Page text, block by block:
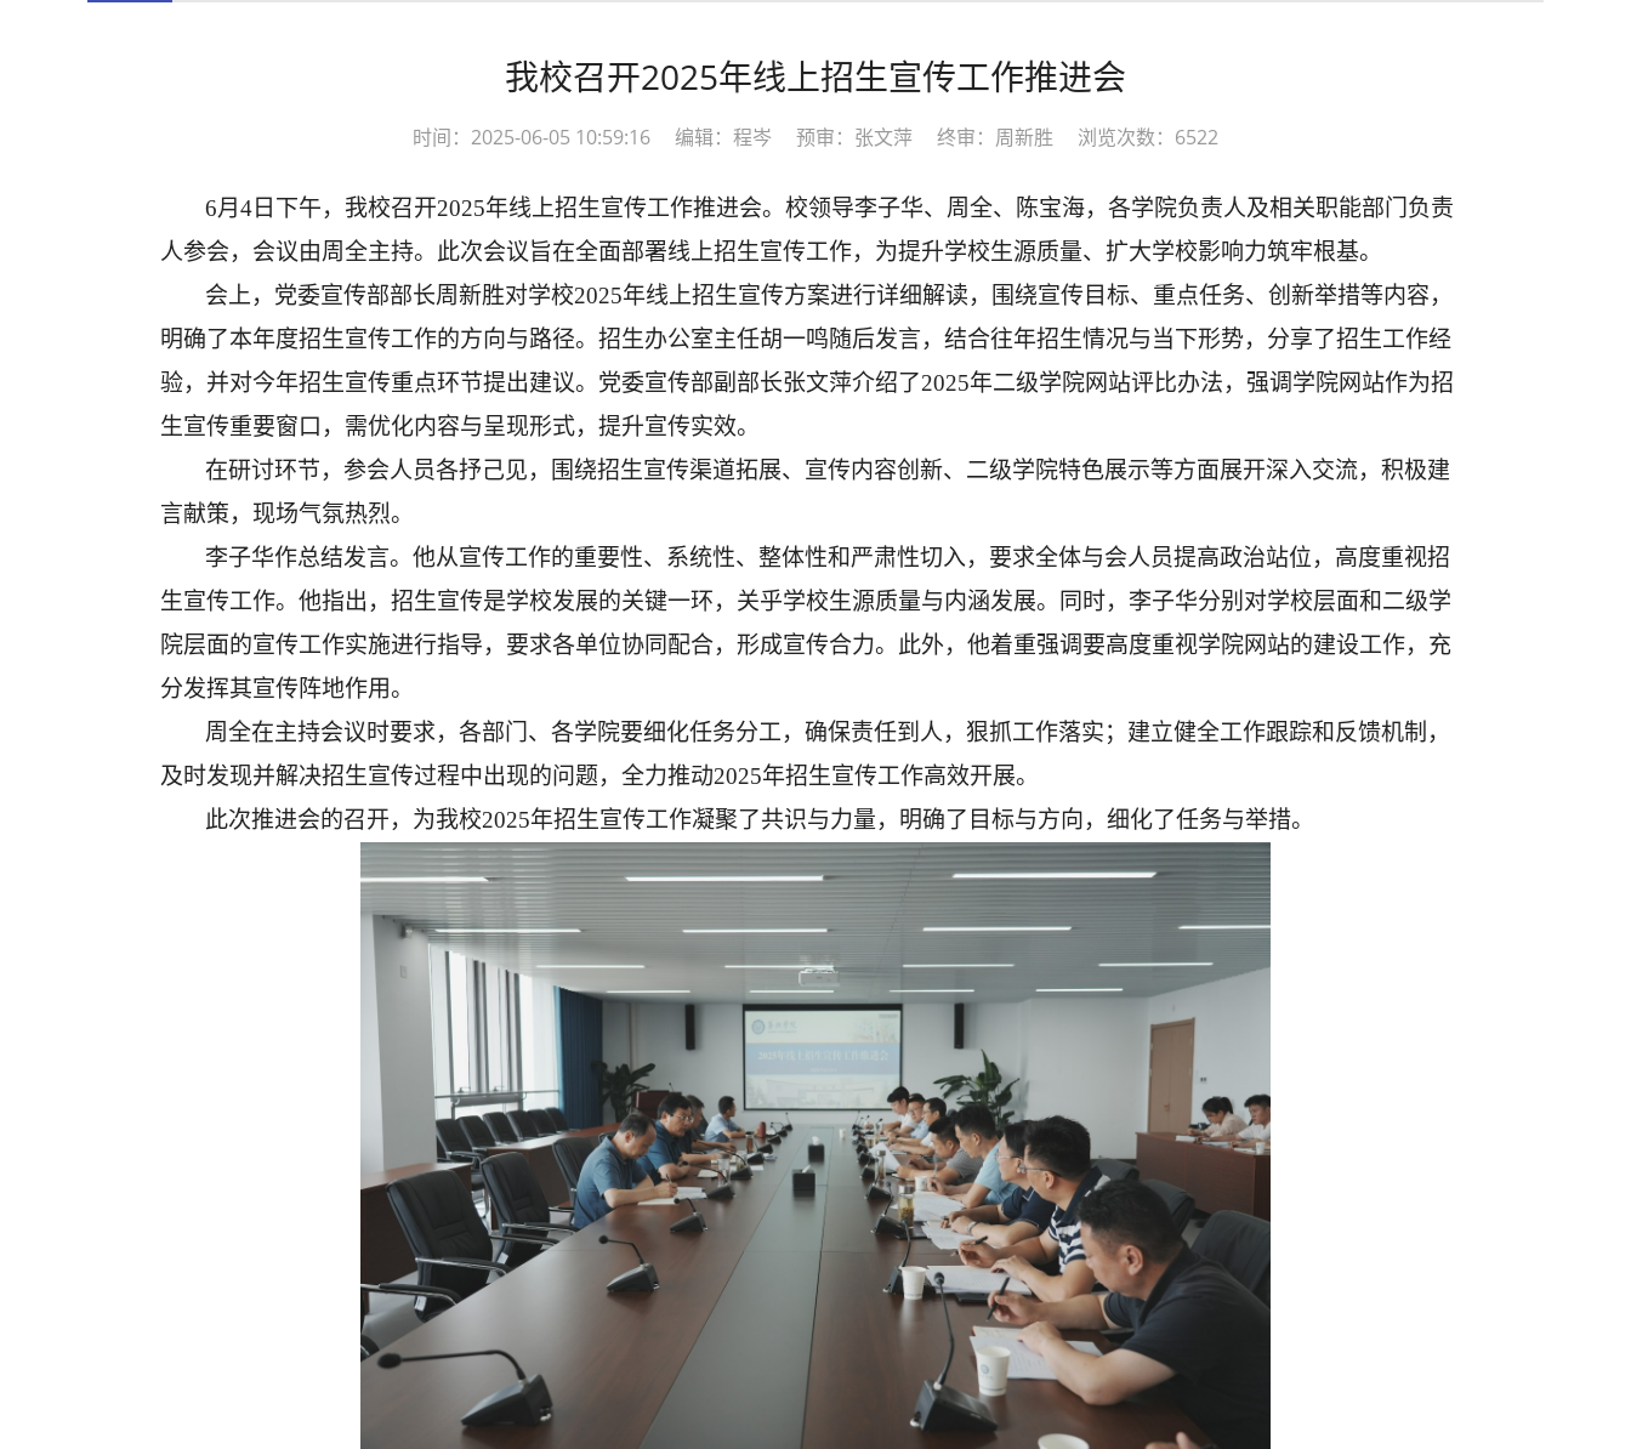
我校召开2025年线上招生宣传工作推进会
时间：2025-06-05 10:59:16 编辑：程岑 预审：张文萍 终审：周新胜 浏览次数：6522
6月4日下午，我校召开2025年线上招生宣传工作推进会。校领导李子华、周全、陈宝海，各学院负责人及相关职能部门负责
人参会，会议由周全主持。此次会议旨在全面部署线上招生宣传工作，为提升学校生源质量、扩大学校影响力筑牢根基。
会上，党委宣传部部长周新胜对学校2025年线上招生宣传方案进行详细解读，围绕宣传目标、重点任务、创新举措等内容，
明确了本年度招生宣传工作的方向与路径。招生办公室主任胡一鸣随后发言，结合往年招生情况与当下形势，分享了招生工作经
验，并对今年招生宣传重点环节提出建议。党委宣传部副部长张文萍介绍了2025年二级学院网站评比办法，强调学院网站作为招
生宣传重要窗口，需优化内容与呈现形式，提升宣传实效。
在研讨环节，参会人员各抒己见，围绕招生宣传渠道拓展、宣传内容创新、二级学院特色展示等方面展开深入交流，积极建
言献策，现场气氛热烈。
李子华作总结发言。他从宣传工作的重要性、系统性、整体性和严肃性切入， 要求全体与会人员提高政治站位，高度重视招
生宣传工作。他指出，招生宣传是学校发展的关键一环，关乎学校生源质量与内涵发展。同时，李子华分别对学校层面和二级学
院层面的宣传工作实施进行指导，要求各单位协同配合，形成宣传合力。此外，他着重强调要高度重视学院网站的建设工作，充
分发挥其宣传阵地作用。
周全在主持会议时要求，各部门、各学院要细化任务分工，确保责任到人，狠抓工作落实；建立健全工作跟踪和反馈机制，
及时发现并解决招生宣传过程中出现的问题，全力推动2025年招生宣传工作高效开展。
此次推进会的召开，为我校2025年招生宣传工作凝聚了共识与力量， 明确了目标与方向，细化了任务与举措。